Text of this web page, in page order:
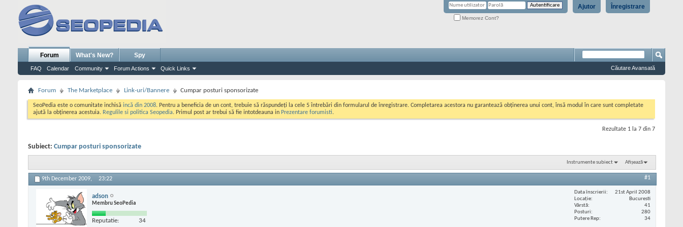
Înregistrare
Ajutor
Memorez Cont?
Forum
FAQ Calendar Community Forum Actions Quick Links
What's New? Spy
Căutare Avansată
Forum The Marketplace Link-uri/Bannere Cumpar posturi sponsorizate
SeoPedia este o comunitate inchisă incă din 2008. Pentru a beneficia de un cont, trebuie să răspundeți la cele 5 întrebări din formularul de înregistrare. Completarea acestora nu garantează obținerea unui cont, însă modul în care sunt completate
ajută la obținerea acestuia. Regulile si politica Seopedia. Primul post ar trebui să fie intotdeauna in Prezentare forumisti.
Rezultate 1 la 7 din 7
Subiect: Cumpar posturi sponsorizate
Instrumente subiect Afișează
9th December 2009, 23:22 #1
adson
Membru SeoPedia
Reputatie: 34
Data înscrierii
21st April 2008
Locaţie
Bucuresti
Vârstă
41
Posturi
280
Putere Rep
34